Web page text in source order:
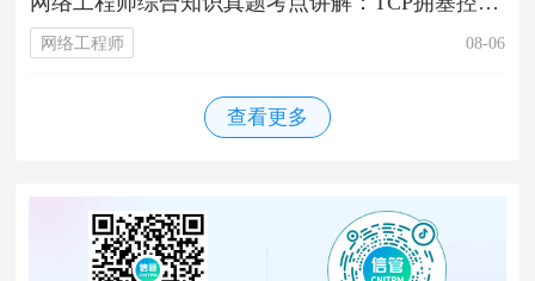
网络工程师 08-06
查看更多